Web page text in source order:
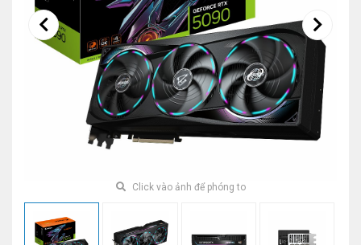
Click vào ảnh để phóng to